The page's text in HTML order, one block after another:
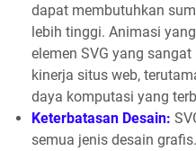
dapat membutuhkan
lebih tinggi. Animasi
elemen SVG yang
kinerja situs web,
daya komputasi yang
Keterbatasan Desain:
semua jenis desain